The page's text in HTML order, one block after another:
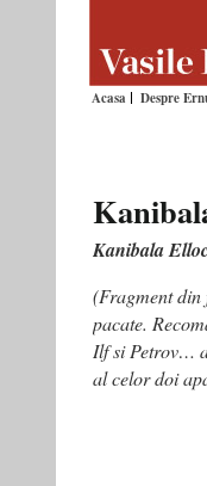
Acasa Despre
Kanibala
(Fragment din
pacate.
Ilf si Petrov…
al celor doi